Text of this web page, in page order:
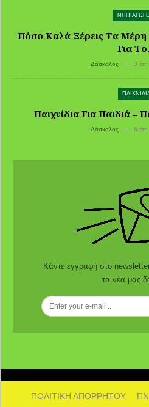
Πόσο Καλά Ξέρεις Τα Μέρη
Για
Δάσκαλος 3
Παιχνίδια Για Παιδιά –
Δάσκαλος 6
Κάντε εγγραφή στο
τα νέα μας
ΠΟΛΙΤΙΚΗ ΑΠΟΡΡΗΤΟΥ